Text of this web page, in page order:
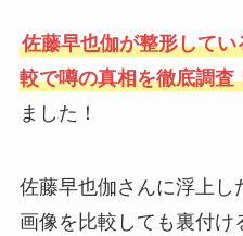
佐藤早也伽が整形して
較で噂の真相を徹底調査
ました！
佐藤早也伽さんに浮上し
画像を比較しても裏付け